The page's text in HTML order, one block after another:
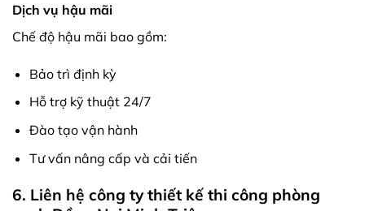
Dịch vụ hậu mãi
Chế độ hậu mãi bao gồm:
Bảo trì định kỳ
Hỗ trợ kỹ thuật 24/7
Đào tạo vận hành
Tư vấn nâng cấp và cải tiến
6. Liên hệ công ty thiết kế thi công phòng